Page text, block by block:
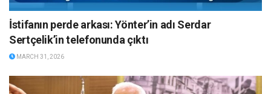
İstifanın perde arkası: Yönter’in adı Serdar
Sertçelik’in telefonunda çıktı
MARCH 31, 2026